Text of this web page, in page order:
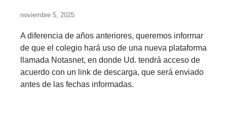
noviembre 5, 2025
A diferencia de años anteriores, queremos informar
de que el colegio hará uso de una nueva plataforma
llamada Notasnet, en donde Ud. tendrá acceso de
acuerdo con un link de descarga, que será enviado
antes de las fechas informadas.